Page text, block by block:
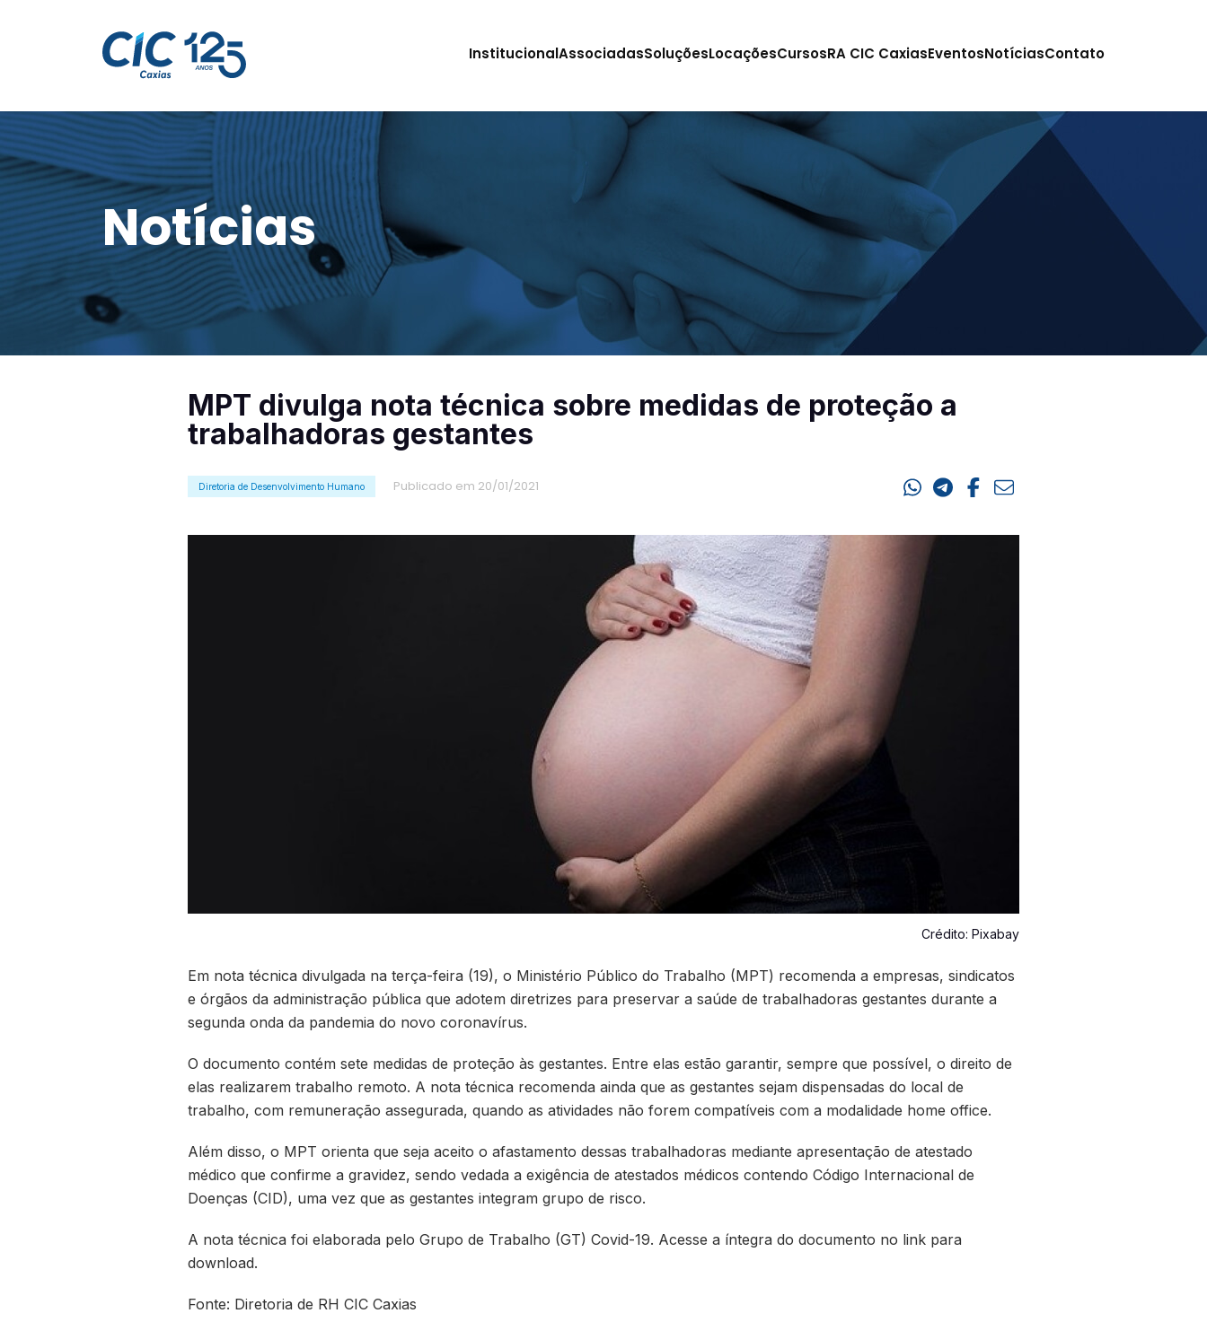
InstitucionalAssociadasSoluçõesLocaçõesCursosRA CIC CaxiasEventosNotíciasContato
Notícias
MPT divulga nota técnica sobre medidas de proteção a
trabalhadoras gestantes
Diretoria de Desenvolvimento Humano Publicado em 20/01/2021
Crédito: Pixabay
Em nota técnica divulgada na terça-feira (19), o Ministério Público do Trabalho (MPT) recomenda a empresas, sindicatos
e órgãos da administração pública que adotem diretrizes para preservar a saúde de trabalhadoras gestantes durante a
segunda onda da pandemia do novo coronavírus.
O documento contém sete medidas de proteção às gestantes. Entre elas estão garantir, sempre que possível, o direito de
elas realizarem trabalho remoto. A nota técnica recomenda ainda que as gestantes sejam dispensadas do local de
trabalho, com remuneração assegurada, quando as atividades não forem compatíveis com a modalidade home office.
Além disso, o MPT orienta que seja aceito o afastamento dessas trabalhadoras mediante apresentação de atestado
médico que confirme a gravidez, sendo vedada a exigência de atestados médicos contendo Código Internacional de
Doenças (CID), uma vez que as gestantes integram grupo de risco.
A nota técnica foi elaborada pelo Grupo de Trabalho (GT) Covid-19. Acesse a íntegra do documento no link para
download.
Fonte: Diretoria de RH CIC Caxias